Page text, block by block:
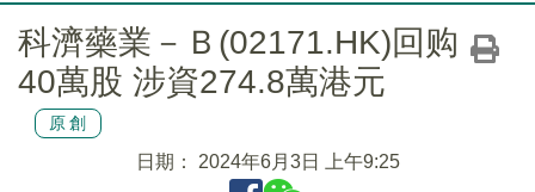
科濟藥業－Ｂ(02171.HK)回购
40萬股 涉資274.8萬港元
原創
日期： 2024年6月3日 上午9:25